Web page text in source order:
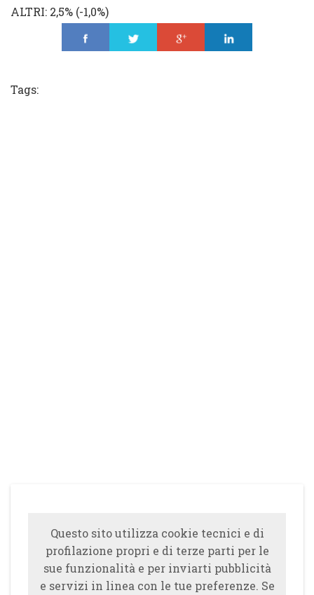
ALTRI: 2,5% (-1,0%)
Tags:
Questo sito utilizza cookie tecnici e di
profilazione propri e di terze parti per le
sue funzionalità e per inviarti pubblicità
e servizi in linea con le tue preferenze. Se